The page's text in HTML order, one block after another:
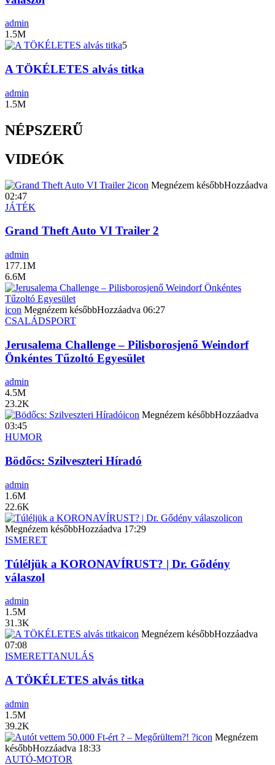
admin
1.5M
5
A TÖKÉLETES alvás titka
admin
1.5M
NÉPSZERŰ
VIDEÓK
icon Megnézem későbbHozzáadva
02:47
JÁTÉK
Grand Theft Auto VI Trailer 2
admin
177.1M
6.6M
icon Megnézem későbbHozzáadva 06:27
CSALÁDSPORT
Jerusalema Challenge – Pilisborosjenő Weindorf
Önkéntes Tűzoltó Egyesület
admin
4.5M
23.2K
icon Megnézem későbbHozzáadva
03:45
HUMOR
Bödőcs: Szilveszteri Híradó
admin
1.6M
22.6K
icon
Megnézem későbbHozzáadva 17:29
ISMERET
Túléljük a KORONAVÍRUST? | Dr. Gődény
válaszol
admin
1.5M
31.3K
icon Megnézem későbbHozzáadva
07:08
ISMERETTANULÁS
A TÖKÉLETES alvás titka
admin
1.5M
39.2K
icon Megnézem
későbbHozzáadva 18:33
AUTÓ-MOTOR